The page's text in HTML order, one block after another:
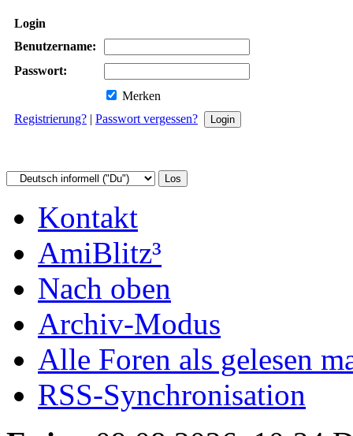
Login
Benutzername:
Passwort:
Merken
Registrierung? | Passwort vergessen?
Kontakt
AmiBlitz³
Nach oben
Archiv-Modus
Alle Foren als gelesen
RSS-Synchronisation